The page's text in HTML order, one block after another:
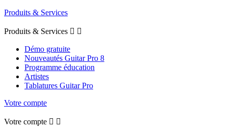
Produits & Services
Produits & Services  
Démo gratuite
Nouveautés Guitar Pro 8
Programme éducation
Artistes
Tablatures Guitar Pro
Votre compte
Votre compte  